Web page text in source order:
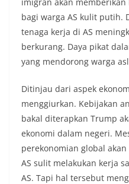
bagi warga AS kulit putih.
tenaga kerja di AS
berkurang. Daya pikat
yang mendorong warga
Ditinjau dari aspek
menggiurkan. Kebijakan
bakal diterapkan Trump
ekonomi dalam negeri.
perekonomian global
AS sulit melakukan kerja
AS. Tapi hal tersebut